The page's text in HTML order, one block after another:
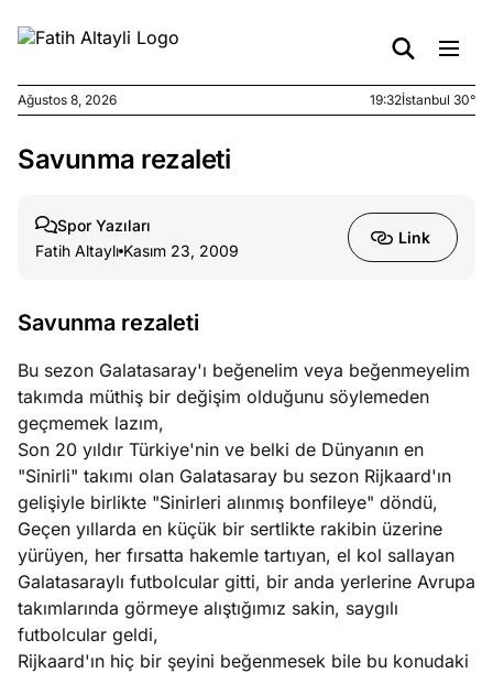
Ağustos
yasalar
Ağustos
stok
caiz
Ağustos
4, 2026
umutlu
ister
Köşe
Yazıları
Spor
Ağustos 8, 2026 19:32İstanbul 30°
Savunma rezaleti
Spor Yazıları
Fatih Altaylı Kasım 23, 2009
Link
Savunma rezaleti
Bu sezon Galatasaray'ı beğenelim veya beğenmeyelim
takımda müthiş bir değişim olduğunu söylemeden
geçmemek lazım,
Son 20 yıldır Türkiye'nin ve belki de Dünyanın en
"Sinirli" takımı olan Galatasaray bu sezon Rijkaard'ın
gelişiyle birlikte "Sinirleri alınmış bonfileye" döndü,
Geçen yıllarda en küçük bir sertlikte rakibin üzerine
yürüyen, her fırsatta hakemle tartıyan, el kol sallayan
Galatasaraylı futbolcular gitti, bir anda yerlerine Avrupa
takımlarında görmeye alıştığımız sakin, saygılı
futbolcular geldi,
Rijkaard'ın hiç bir şeyini beğenmesek bile bu konudaki